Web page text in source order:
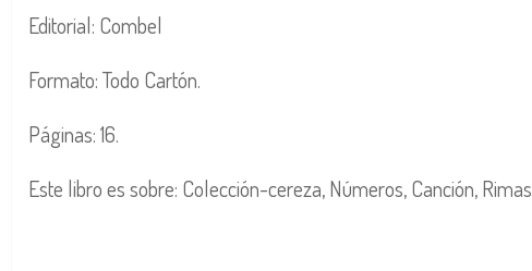
Editorial: Combel
Formato: Todo Cartón.
Páginas: 16.
Este libro es sobre: Colección-cereza, Números, Canción, Rimas